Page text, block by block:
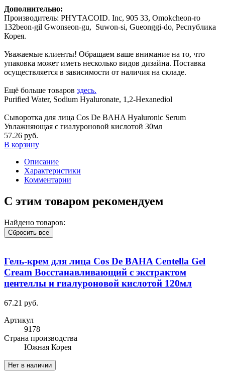
Дополнительно:
Производитель: PHYTACOID. Inc, 905 33, Omokcheon-ro
132beon-gil Gwonseon-gu, Suwon-si, Gueonggi-do, Республика
Корея.
Уважаемые клиенты! Обращаем ваше внимание на то, что
упаковка может иметь несколько видов дизайна. Поставка
осуществляется в зависимости от наличия на складе.
Ещё больше товаров здесь.
Purified Water, Sodium Hyaluronate, 1,2-Hexanediol
Сыворотка для лица Cos De BAHA Hyaluronic Serum
Увлажняющая c гиалуроновой кислотой 30мл
57.26 руб.
В корзину
Описание
Характеристики
Комментарии
С этим товаром рекомендуем
Найдено товаров:
Сбросить все
Гель-крем для лица Cos De BAHA Centella Gel
Cream Восстанавливающий с экстрактом
центеллы и гиалуроновой кислотой 120мл
67.21 руб.
Артикул
9178
Cтрана производства
Южная Корея
Нет в наличии